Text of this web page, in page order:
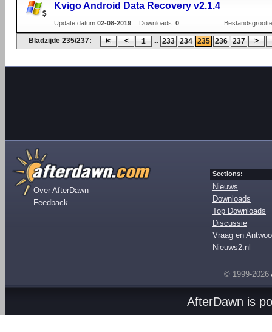
Kvigo Android Data Recovery v2.1.4
Update datum:02-08-2019 Downloads :0
Bladzijde 235/237: 1 ... 233 234 235 236 237
Over AfterDawn
Feedback
Sections:
Nieuws
Downloads
Top Downloads
Discussie
Vraag en
Nieuws2.nl
© 1999-2026
AfterDawn is